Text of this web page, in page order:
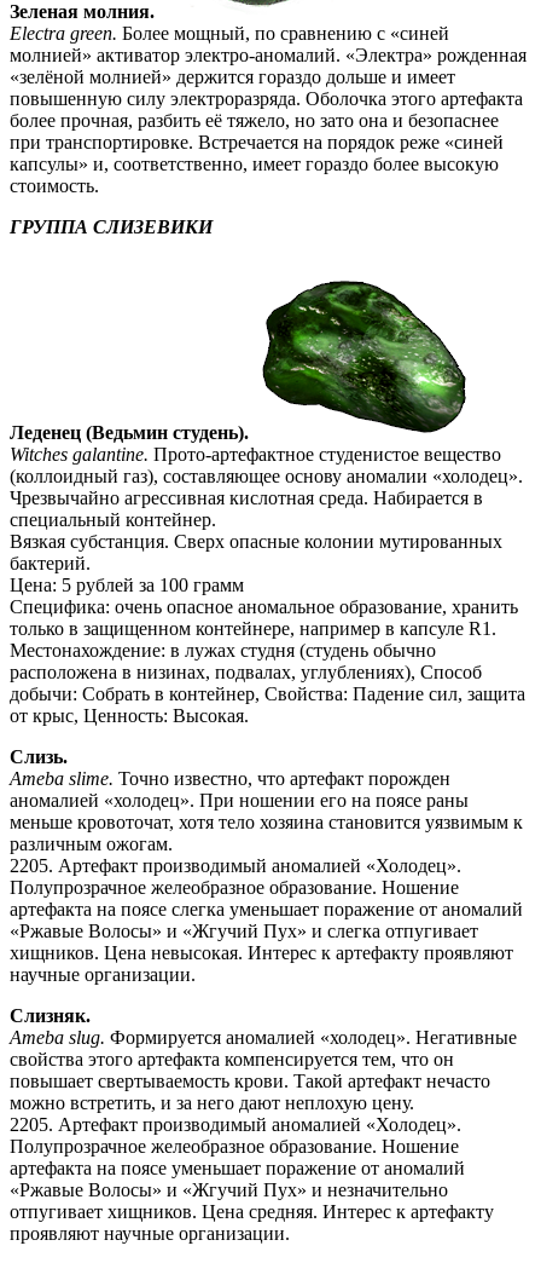
Зеленая молния.
Electra green. Более мощный, по сравнению с «синей
молнией» активатор электро-аномалий. «Электра» рожденная
«зелёной молнией» держится гораздо дольше и имеет
повышенную силу электроразряда. Оболочка этого артефакта
более прочная, разбить её тяжело, но зато она и безопаснее
при транспортировке. Встречается на порядок реже «синей
капсулы» и, соответственно, имеет гораздо более высокую
стоимость.
ГРУППА СЛИЗЕВИКИ
Леденец (Ведьмин студень).
Witches galantine. Прото-артефактное студенистое вещество
(коллоидный газ), составляющее основу аномалии «холодец».
Чрезвычайно агрессивная кислотная среда. Набирается в
специальный контейнер.
Вязкая субстанция. Сверх опасные колонии мутированных
бактерий.
Цена: 5 рублей за 100 грамм
Специфика: очень опасное аномальное образование, хранить
только в защищенном контейнере, например в капсуле R1.
Местонахождение: в лужах студня (студень обычно
расположена в низинах, подвалах, углублениях), Способ
добычи: Собрать в контейнер, Свойства: Падение сил, защита
от крыс, Ценность: Высокая.
Слизь.
Ameba slime. Точно известно, что артефакт порожден
аномалией «холодец». При ношении его на поясе раны
меньше кровоточат, хотя тело хозяина становится уязвимым к
различным ожогам.
2205. Артефакт производимый аномалией «Холодец».
Полупрозрачное желеобразное образование. Ношение
артефакта на поясе слегка уменьшает поражение от аномалий
«Ржавые Волосы» и «Жгучий Пух» и слегка отпугивает
хищников. Цена невысокая. Интерес к артефакту проявляют
научные организации.
Слизняк.
Ameba slug. Формируется аномалией «холодец». Негативные
свойства этого артефакта компенсируется тем, что он
повышает свертываемость крови. Такой артефакт нечасто
можно встретить, и за него дают неплохую цену.
2205. Артефакт производимый аномалией «Холодец».
Полупрозрачное желеобразное образование. Ношение
артефакта на поясе уменьшает поражение от аномалий
«Ржавые Волосы» и «Жгучий Пух» и незначительно
отпугивает хищников. Цена средняя. Интерес к артефакту
проявляют научные организации.